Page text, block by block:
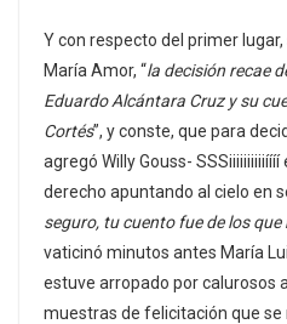
Y con respecto del primer
María Amor, “la decisión recae
Eduardo Alcántara Cruz y su
Cortés”, y conste, que para
agregó Willy Gouss-
derecho apuntando al cielo en
seguro, tu cuento fue de los
vaticinó minutos antes María
estuve arropado por calurosos
muestras de felicitación que se